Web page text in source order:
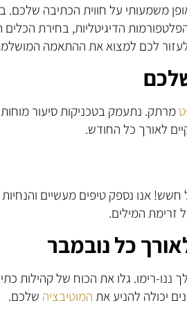
משמעותי על חווית הכתיבה שלכם.
הדיגיטליות, בחירת הכלים
לעזור לכם למצוא את ההתאמה
מרתק. נתעמק בטכניקות סיעור
לאורך כל החודש.
חשש! אנו נספק טיפים מעשיים והנחיות
זרימת המילים.
כל נובמבר
רימו. גלו את הכוח של קהילות
יכולה להניע את המוטיבציה שלכם.